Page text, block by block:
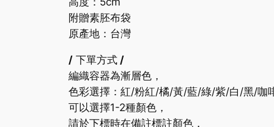
附贈素胚布袋
原產地：台灣
/ 下單方式 /
編織容器為漸層色，
色彩選擇：紅/粉紅/橘/黃/藍/綠/紫/白/黑/咖
可以選擇1-2種顏色，
請於下標時在備註標註顏色，